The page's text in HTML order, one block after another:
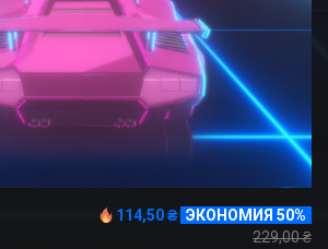
114,50 ₴ ЭКОНОМИЯ 50%
229,00 ₴